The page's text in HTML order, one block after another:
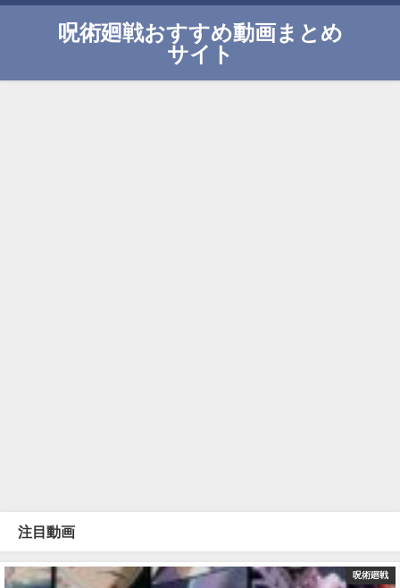
呪術廻戦おすすめ動画まとめ
サイト
注目動画
呪術廻戦